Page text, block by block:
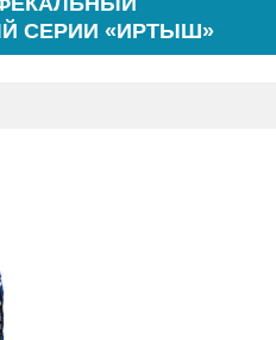
СЕРИИ «ИРТЫШ»